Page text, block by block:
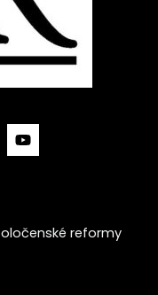
reformy